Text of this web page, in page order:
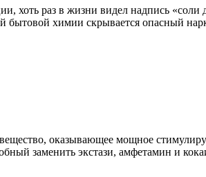
хоть раз в жизни видел надпись
бытовой химии скрывается опасный
оказывающее мощное
заменить экстази, амфетамин и